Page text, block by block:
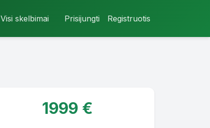
Visi skelbimai Prisijungti Registruotis
1999 €